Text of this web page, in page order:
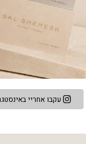
עקבו אחריי